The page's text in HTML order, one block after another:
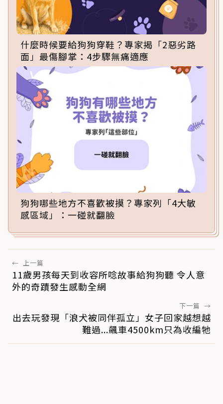
什麼時候要給狗狗穿鞋？專家揭「2惡劣路
面」最傷腳掌：4步驟無痛適應
狗狗哪些地方不喜歡被摸？專家列「4大敏
感區域」：一碰就翻臉
← 上一篇
11歲男孩每天到收容所唸故事給狗狗聽 令人意
外的奇蹟發生感動全網
下一篇 →
出去玩發現「浪犬被同伴孤立」女子回家越想越
難過...飆車4500km只為收編牠